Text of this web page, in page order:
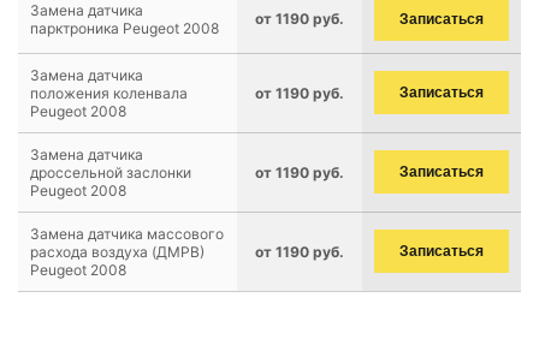
Замена датчика
парктроника Peugeot 2008
от 1190 руб. Записаться
Замена датчика
положения коленвала
Peugeot 2008
от 1190 руб. Записаться
Замена датчика
дроссельной заслонки
Peugeot 2008
от 1190 руб. Записаться
Замена датчика массового
расхода воздуха (ДМРВ)
Peugeot 2008
от 1190 руб. Записаться